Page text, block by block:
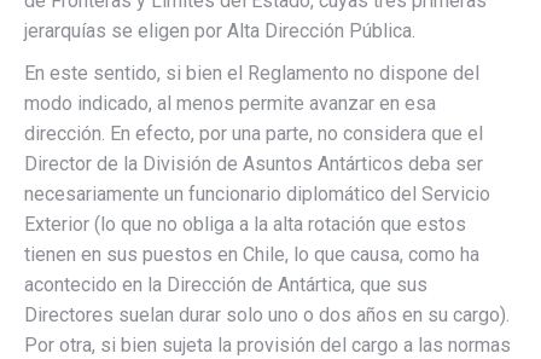
jerarquías se eligen por Alta Dirección Pública.
En este sentido, si bien el Reglamento no dispone del
modo indicado, al menos permite avanzar en esa
dirección. En efecto, por una parte, no considera que el
Director de la División de Asuntos Antárticos deba ser
necesariamente un funcionario diplomático del Servicio
Exterior (lo que no obliga a la alta rotación que estos
tienen en sus puestos en Chile, lo que causa, como ha
acontecido en la Dirección de Antártica, que sus
Directores suelan durar solo uno o dos años en su cargo).
Por otra, si bien sujeta la provisión del cargo a las normas